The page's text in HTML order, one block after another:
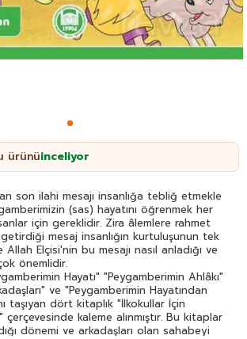
ürünüinceliyor
son ilahi mesajı insanlığa tebliğ etmekle
(sas) hayatını öğrenmek her
için gereklidir. Zira âlemlere rahmet
mesaj insanlığın kurtuluşunun tek
Elçisi'nin bu mesajı nasıl anladığı ve
önemlidir.
Hayatı" "Peygamberimin Ahlâkı"
ve "Peygamberimin Hayatından
taşıyan dört kitaplık "İlkokullar İçin
çerçevesinde kaleme alınmıştır. Bu kitaplar
dönemi ve arkadaşları olan sahabeyi